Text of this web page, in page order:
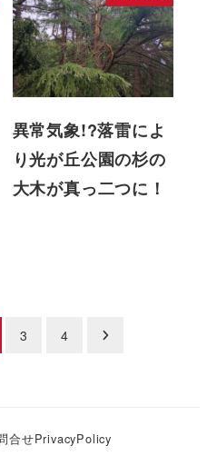
異常気象!?落雷によ
り光が丘公園の杉の
大木が真っ二つに！
3 4
合せPrivacyPolicy